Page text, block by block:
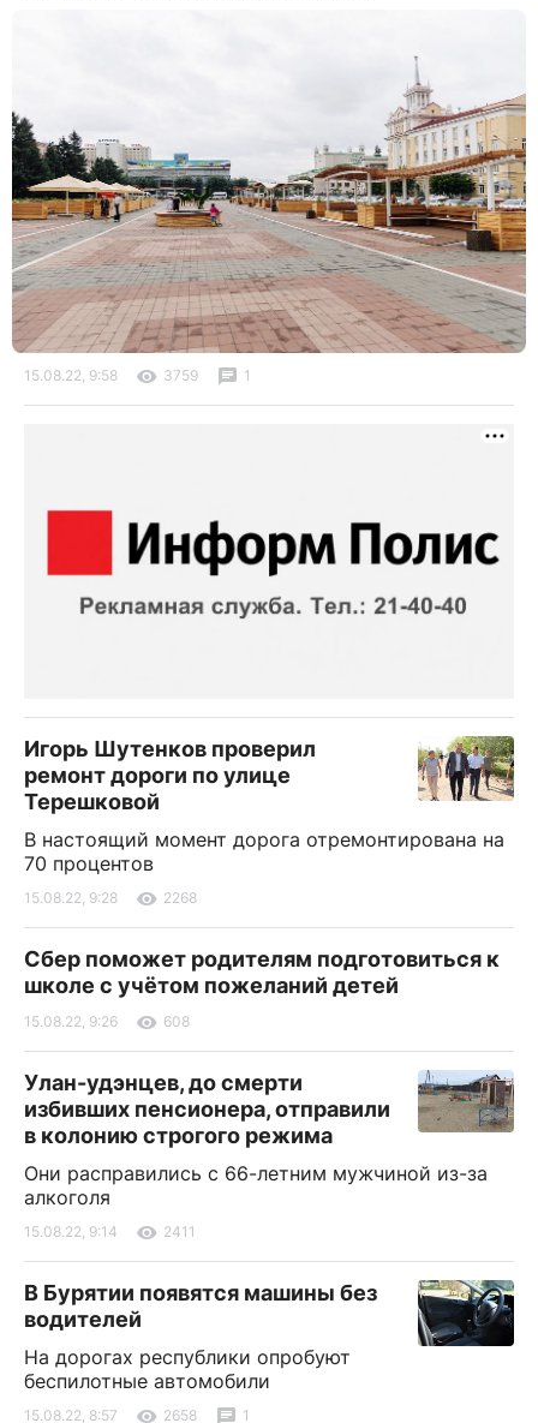
15.08.22, 9:58 3759 1
Игорь Шутенков проверил
ремонт дороги по улице
Терешковой
В настоящий момент дорога отремонтирована на
70 процентов
15.08.22, 9:28 2268
Сбер поможет родителям подготовиться к
школе с учётом пожеланий детей
15.08.22, 9:26 608
Улан-удэнцев, до смерти
избивших пенсионера, отправили
в колонию строгого режима
Они расправились с 66-летним мужчиной из-за
алкоголя
15.08.22, 9:14 2411
В Бурятии появятся машины без
водителей
На дорогах республики опробуют
беспилотные автомобили
15.08.22, 8:57 2658 1